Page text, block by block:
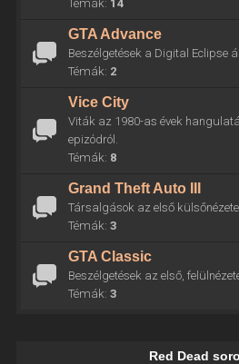
Témák: 14
GTA Advance
Beszélgetések a Digital Eclipse
Témák: 2
Vice City
Viták az 1980-as évek
epizódról.
Témák: 8
Grand Theft Auto III
Társalgások az első
Témák: 3
GTA Classic
Beszélgetések az első,
Témák: 3
Red Dead